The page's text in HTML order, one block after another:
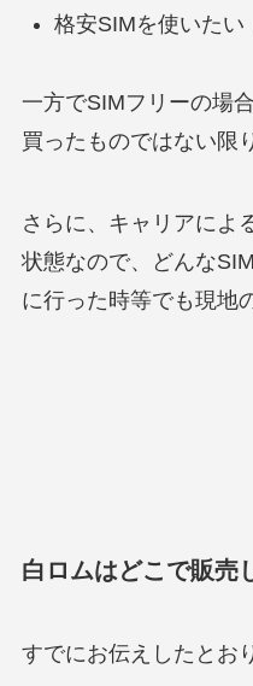
格安SIMを使いたい
一方でSIMフリーの場
買ったものではない限
さらに、キャリアによ
状態なので、どんな
に行った時等でも現地
白ロムはどこで販売
すでにお伝えしたとお